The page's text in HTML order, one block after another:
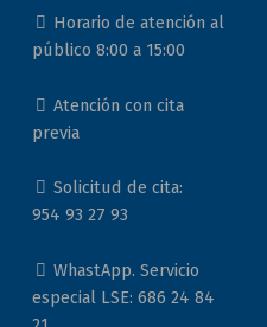
Horario de atención al
público 8:00 a 15:00
Atención con cita
previa
Solicitud de cita:
954 93 27 93
WhastApp. Servicio
especial LSE: 686 24 84